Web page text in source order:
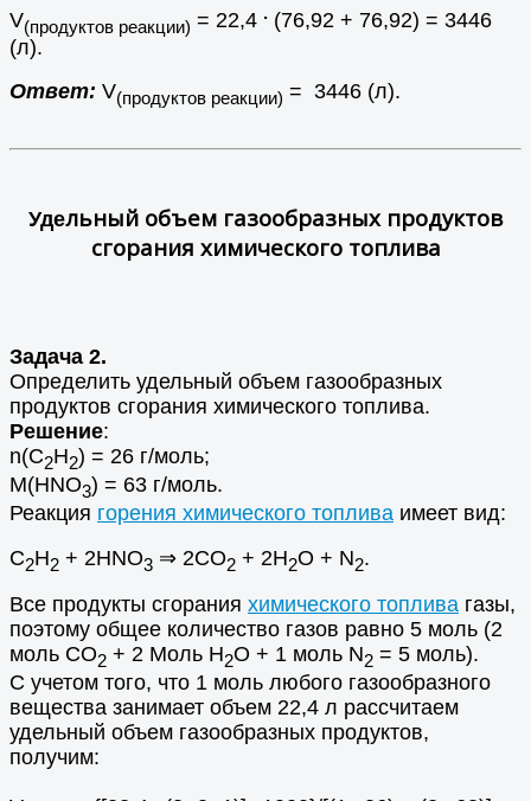
V(продуктов реакции) = 22,4 . (76,92 + 76,92) = 3446
(л).
Ответ: V(продуктов реакции) = 3446 (л).
Удельный объем газообразных продуктов
сгорания химического топлива
Задача 2.
Определить удельный объем газообразных
продуктов сгорания химического топлива.
Решение:
n(C2H2) = 26 г/моль;
M(HNO3) = 63 г/моль.
Реакция горения химического топлива имеет вид:
C2H2 + 2HNO3 ⇒ 2CO2 + 2H2O + N2.
Все продукты сгорания химического топлива газы,
поэтому общее количество газов равно 5 моль (2
моль СО2 + 2 Моль Н2О + 1 моль N2 = 5 моль).
С учетом того, что 1 моль любого газообразного
вещества занимает объем 22,4 л рассчитаем
удельный объем газообразных продуктов,
получим: